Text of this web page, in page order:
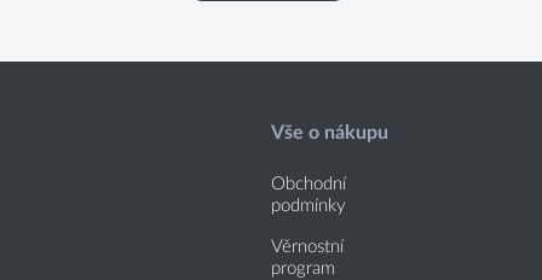
Vše o nákupu
Obchodní
podmínky
Věrnostní
program